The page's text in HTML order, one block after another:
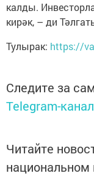
калды.
кирәк, – ди
Тулырак: https://
Следите за
Telegram-
Читайте